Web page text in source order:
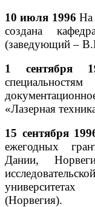
10 июля 1996 На
создана
(заведующий –
1 сентября
«Лазерная
15 сентября
ежегодных
Дании,
(Норвегия).